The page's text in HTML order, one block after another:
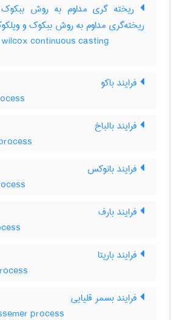
ریخته گری مداوم به روش
ریخته‌گری مداوم به روش ببکوک و
continuous casting
فرایند باکو
فرایند بالباخ
فرایند بانوکس
فرایند بارف
فرایند باریتا
فرایند بسمر قلیایی
process